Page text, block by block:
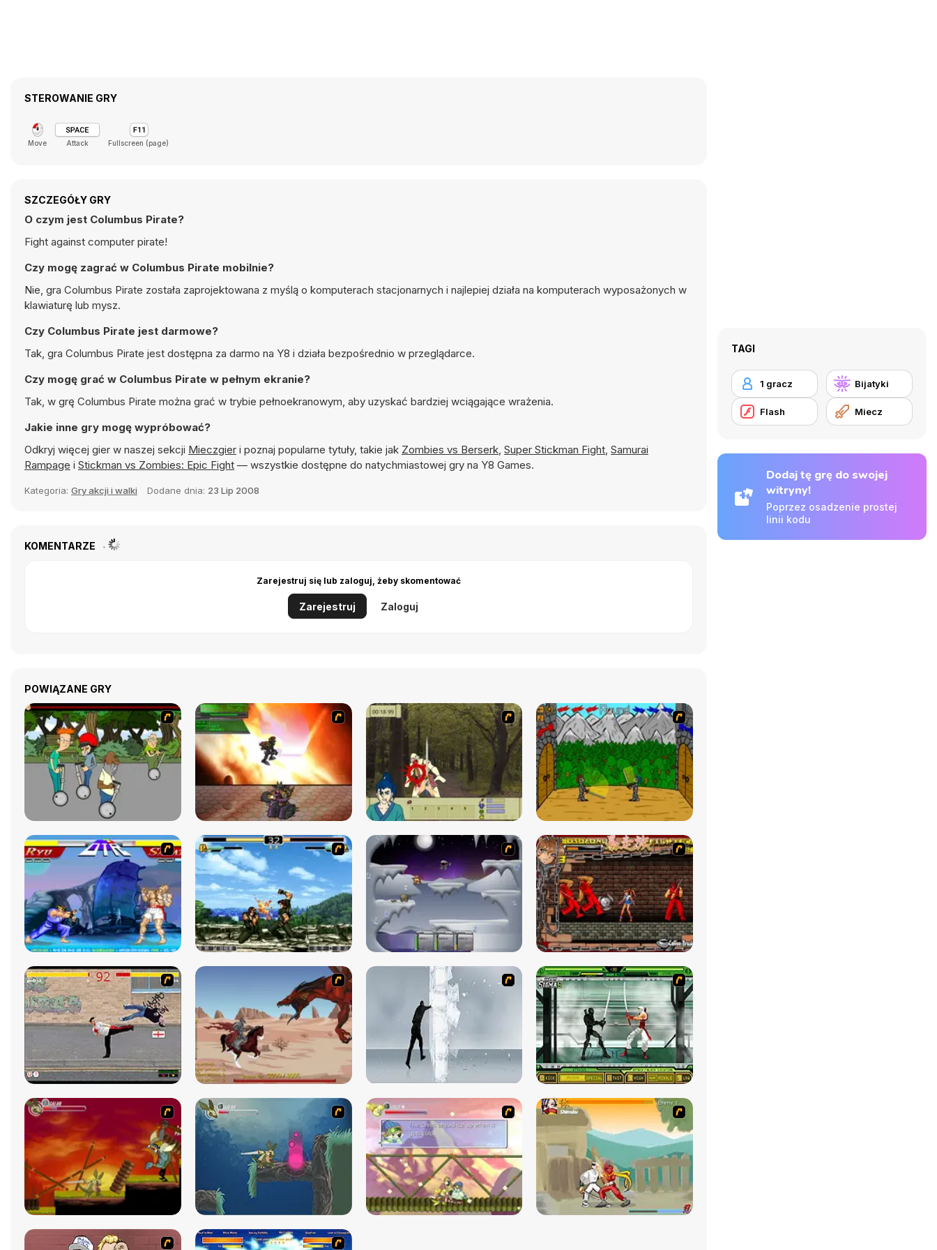
STEROWANIE GRY
Move Attack Fullscreen (page)
SZCZEGÓŁY GRY
O czym jest Columbus Pirate?
Fight against computer pirate!
Czy mogę zagrać w Columbus Pirate mobilnie?
Nie, gra Columbus Pirate została zaprojektowana z myślą o komputerach stacjonarnych i najlepiej działa na komputerach wyposażonych w
klawiaturę lub mysz.
Czy Columbus Pirate jest darmowe?
Tak, gra Columbus Pirate jest dostępna za darmo na Y8 i działa bezpośrednio w przeglądarce.
Czy mogę grać w Columbus Pirate w pełnym ekranie?
Tak, w grę Columbus Pirate można grać w trybie pełnoekranowym, aby uzyskać bardziej wciągające wrażenia.
Jakie inne gry mogę wypróbować?
Odkryj więcej gier w naszej sekcji Mieczgier i poznaj popularne tytuły, takie jak Zombies vs Berserk, Super Stickman Fight, Samurai
Rampage i Stickman vs Zombies: Epic Fight — wszystkie dostępne do natychmiastowej gry na Y8 Games.
Kategoria: Gry akcji i walki Dodane dnia: 23 Lip 2008
KOMENTARZE
Zarejestruj się lub zaloguj, żeby skomentować
Zarejestruj Zaloguj
POWIĄZANE GRY
TAGI
1 gracz Bijatyki
Flash Miecz
Dodaj tę grę do swojej
witryny!
Poprzez osadzenie prostej
linii kodu